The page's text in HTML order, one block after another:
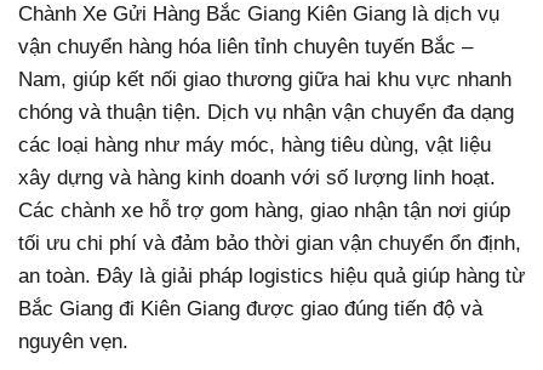
Chành Xe Gửi Hàng Bắc Giang Kiên Giang là dịch vụ
vận chuyển hàng hóa liên tỉnh chuyên tuyến Bắc –
Nam, giúp kết nối giao thương giữa hai khu vực nhanh
chóng và thuận tiện. Dịch vụ nhận vận chuyển đa dạng
các loại hàng như máy móc, hàng tiêu dùng, vật liệu
xây dựng và hàng kinh doanh với số lượng linh hoạt.
Các chành xe hỗ trợ gom hàng, giao nhận tận nơi giúp
tối ưu chi phí và đảm bảo thời gian vận chuyển ổn định,
an toàn. Đây là giải pháp logistics hiệu quả giúp hàng từ
Bắc Giang đi Kiên Giang được giao đúng tiến độ và
nguyên vẹn.